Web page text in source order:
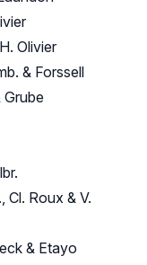
Olivier
& Forssell
Cl. Roux & V.
& Etayo